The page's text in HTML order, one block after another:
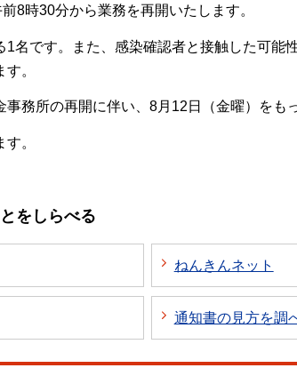
8時30分から業務を再開いたします。
名です。また、感染確認者と接触した可能
。
務所の再開に伴い、8月12日（金曜）をも
。
をしらべる
ねんきんネット
通知書の見方を調